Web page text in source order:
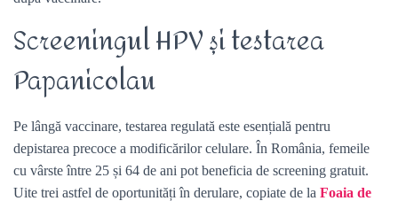
Screeningul HPV și testarea
Papanicolau
Pe lângă vaccinare, testarea regulată este esențială pentru
depistarea precoce a modificărilor celulare. În România, femeile
cu vârste între 25 și 64 de ani pot beneficia de screening gratuit.
Uite trei astfel de oportunități în derulare, copiate de la Foaia de